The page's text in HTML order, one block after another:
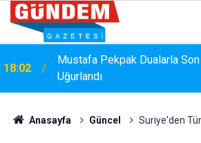
18:02
Mustafa Pekpak Dualarla
Uğurlandı
Anasayfa Güncel Suriye'den